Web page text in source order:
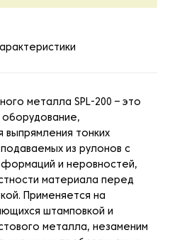
металла SPL-200 – это
выпрямления тонких
из рулонов с
и неровностей,
материала перед
Применяется на
штамповкой и
металла, незаменим